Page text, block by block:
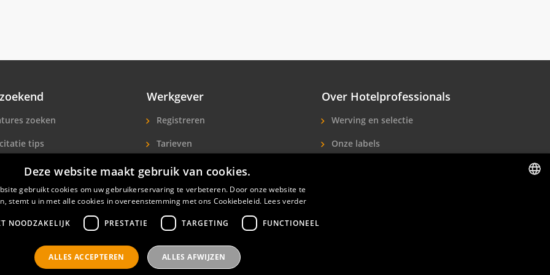
zoeken
tips
A-Z
Werkgever
Registreren
Tarieven
Extra aandacht
Hotelpersoneel zoeken
Over Hotelprofessionals
Werving en selectie
Onze labels
Privacyverklaring Contact Gebruikersvoorwaarden
Deze website maakt gebruik van cookies.
gebruikt cookies om uw gebruikerservaring te verbeteren. Door onze website te
stemt u in met alle cookies in overeenstemming met ons Cookiebeleid. Lees verder
NOODZAKELIJK PRESTATIE TARGETING FUNCTIONEEL
ALLES ACCEPTEREN ALLES AFWIJZEN